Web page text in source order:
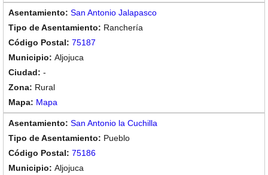
San Antonio Jalapasco
Ranchería
75187
Aljojuca
-
Rural
Mapa
San Antonio la Cuchilla
Pueblo
75186
Aljojuca